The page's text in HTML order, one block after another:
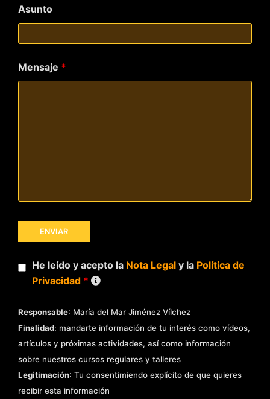
Asunto
Mensaje *
He leído y acepto la Nota Legaly la Política de
Privacidad *
Responsable: María del Mar Jiménez Vílchez
Finalidad: mandarte información de tu interés como vídeos,
artículos y próximas actividades, así como información
sobre nuestros cursos regulares y talleres
Legitimación: Tu consentimiendo explícito de que quieres
recibir esta información